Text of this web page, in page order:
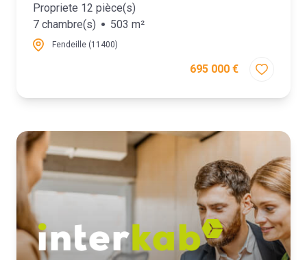
Propriete 12 pièce(s)
7 chambre(s)
503 m²
Fendeille (11400)
695 000 €